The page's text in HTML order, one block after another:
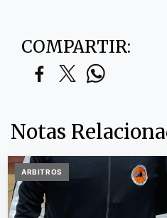
COMPARTIR:
Notas
ARBITROS